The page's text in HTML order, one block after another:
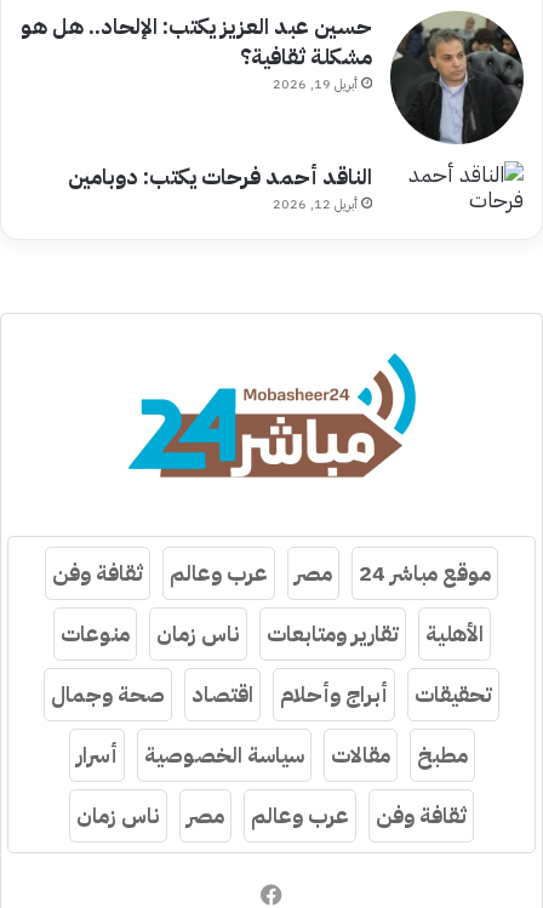
حسين عبد العزيز يكتب: الإلحاد.. هل هو
مشكلة ثقافية؟
أبريل 19, 2026
الناقد أحمد فرحات يكتب: دوبامين
أبريل 12, 2026
موقع مباشر 24 مصر عرب وعالم
ثقافة وفن
الأهلية
تقارير ومتابعات ناس زمان
منوعات
تحقيقات
أبراج وأحلام اقتصاد
صحة وجمال
مطبخ
مقالات سياسة الخصوصية
أسرار
ثقافة وفن
عرب وعالم مصر ناس زمان
فيسبوك